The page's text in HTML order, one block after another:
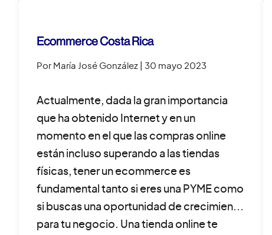
Ecommerce Costa Rica
Por María José González | 30 mayo 2023
Actualmente, dada la gran importancia
que ha obtenido Internet y en un
momento en el que las compras online
están incluso superando a las tiendas
físicas, tener un ecommerce es
fundamental tanto si eres una PYME como
si buscas una oportunidad de crecimiento
para tu negocio. Una tienda online te